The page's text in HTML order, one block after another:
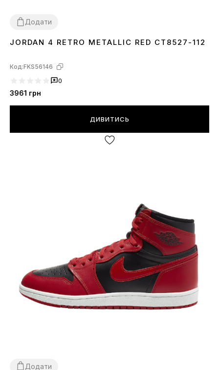
Додати
4445
JORDAN 4 RETRO METALLIC RED CT8527-112
Код:FKS56146
0
3961 грн
ДИВИТИСЬ
Додати